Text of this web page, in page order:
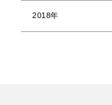
2018年